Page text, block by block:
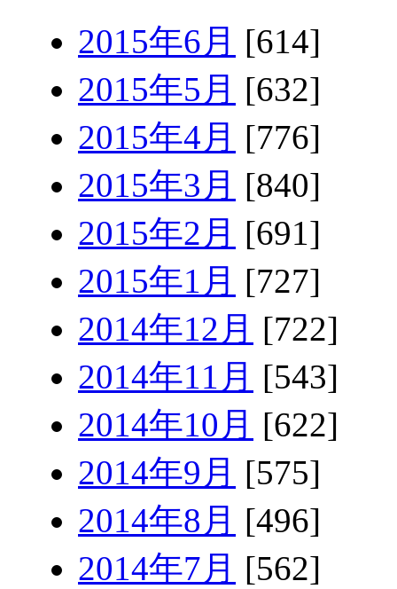
2015年6月 [614]
2015年5月 [632]
2015年4月 [776]
2015年3月 [840]
2015年2月 [691]
2015年1月 [727]
2014年12月 [722]
2014年11月 [543]
2014年10月 [622]
2014年9月 [575]
2014年8月 [496]
2014年7月 [562]